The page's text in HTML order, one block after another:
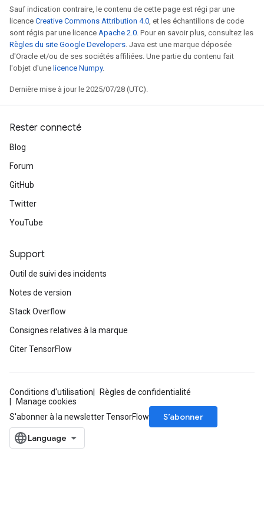
Sauf indication contraire, le contenu de cette page est régi par une
licence Creative Commons Attribution 4.0, et les échantillons de code
sont régis par une licence Apache 2.0. Pour en savoir plus, consultez les
Règles du site Google Developers. Java est une marque déposée
d'Oracle et/ou de ses sociétés affiliées. Une partie du contenu fait
l'objet d'une licence Numpy.
Dernière mise à jour le 2025/07/28 (UTC).
Rester connecté
Blog
Forum
GitHub
Twitter
YouTube
Support
Outil de suivi des incidents
Notes de version
Stack Overflow
Consignes relatives à la marque
Citer TensorFlow
Conditions d'utilisation
Règles de confidentialité
Manage cookies
S'abonner à la newsletter TensorFlow
S’abonner